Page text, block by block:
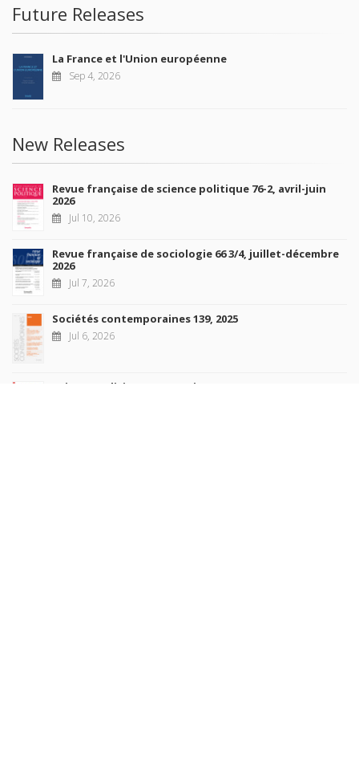
Future Releases
La France et l'Union européenne
Sep 4, 2026
New Releases
Revue française de science politique 76-2, avril-juin
2026
Jul 10, 2026
Revue française de sociologie 66 3/4, juillet-décembre
2026
Jul 7, 2026
Sociétés contemporaines 139, 2025
Jul 6, 2026
Raisons politiques 102, mai 2026